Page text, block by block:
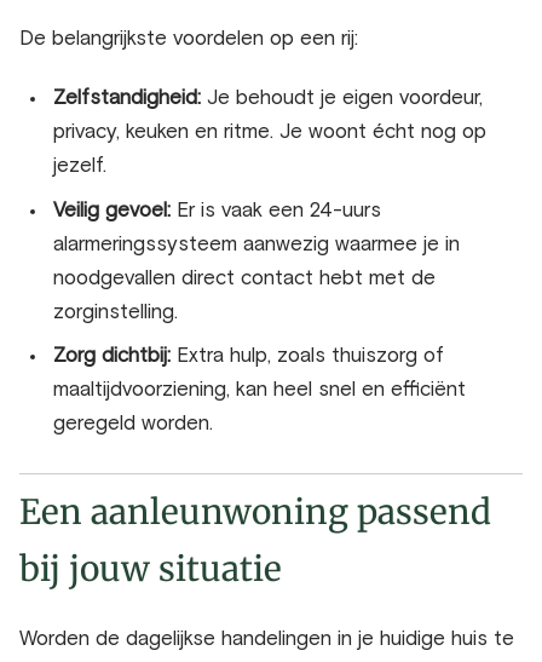
De belangrijkste voordelen op een rij:
Zelfstandigheid: Je behoudt je eigen voordeur,
privacy, keuken en ritme. Je woont écht nog op
jezelf.
Veilig gevoel: Er is vaak een 24-uurs
alarmeringssysteem aanwezig waarmee je in
noodgevallen direct contact hebt met de
zorginstelling.
Zorg dichtbij: Extra hulp, zoals thuiszorg of
maaltijdvoorziening, kan heel snel en efficiënt
geregeld worden.
Een aanleunwoning passend
bij jouw situatie
Worden de dagelijkse handelingen in je huidige huis te